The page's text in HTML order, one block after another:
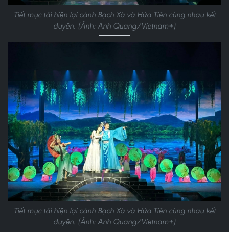
Tiết mục tái hiện lại cảnh Bạch Xà và Hứa Tiên cùng nhau kết
duyên. (Ảnh: Anh Quang/Vietnam+)
Tiết mục tái hiện lại cảnh Bạch Xà và Hứa Tiên cùng nhau kết
duyên. (Ảnh: Anh Quang/Vietnam+)